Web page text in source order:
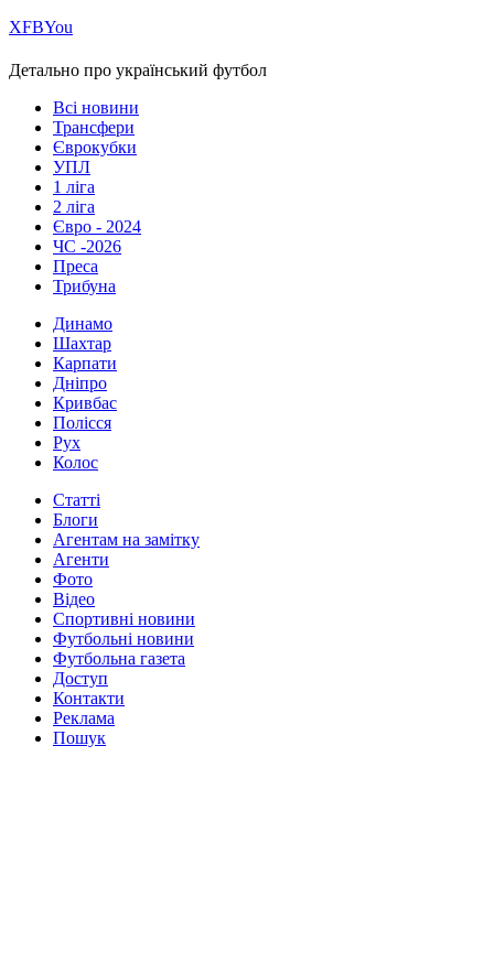
ХFBYou
Детально про український футбол
Всі новини
Трансфери
Єврокубки
УПЛ
1 ліга
2 ліга
Євро - 2024
ЧС -2026
Преса
Трибуна
Динамо
Шахтар
Карпати
Дніпро
Кривбас
Полісся
Рух
Колос
Статті
Блоги
Агентам на замітку
Агенти
Фото
Відео
Спортивні новини
Футбольні новини
Футбольна газета
Доступ
Контакти
Реклама
Пошук